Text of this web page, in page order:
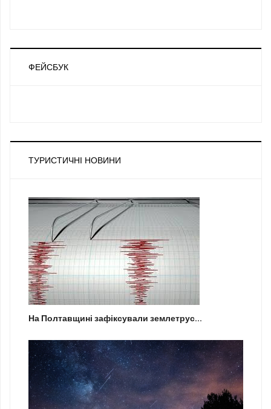
ФЕЙСБУК
ТУРИСТИЧНІ НОВИНИ
На Полтавщині зафіксували землетрус...